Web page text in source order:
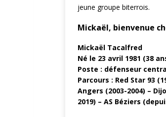
jeune groupe biterrois.
Mickaël, bienvenue
Mickaël Tacalfred
Né le 23 avril 1981 (38
Poste : défenseur
Parcours : Red Star 93
Angers (2003-2004) –
2019) – AS Béziers